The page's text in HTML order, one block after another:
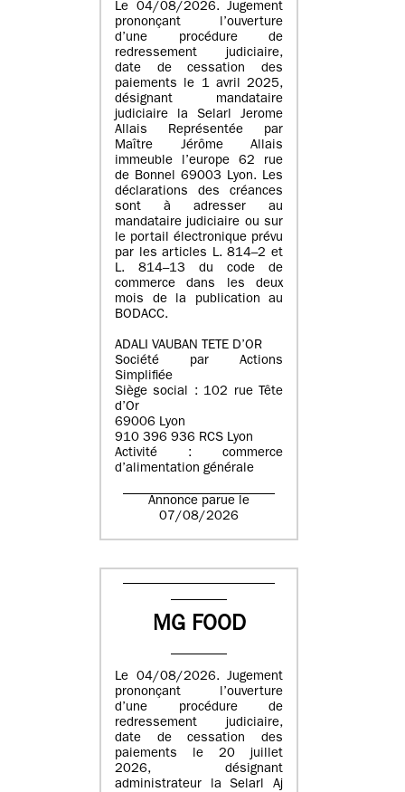
Le 04/08/2026. Jugement
prononçant l’ouverture
d’une procédure de
redressement judiciaire,
date de cessation des
paiements le 1 avril 2025,
désignant mandataire
judiciaire la Selarl Jerome
Allais Représentée par
Maître Jérôme Allais
immeuble l’europe 62 rue
de Bonnel 69003 Lyon. Les
déclarations des créances
sont à adresser au
mandataire judiciaire ou sur
le portail électronique prévu
par les articles L. 814–2 et
L. 814–13 du code de
commerce dans les deux
mois de la publication au
BODACC.
ADALI VAUBAN TETE D’OR
Société par Actions
Simplifiée
Siège social : 102 rue Tête
d’Or
69006 Lyon
910 396 936 RCS Lyon
Activité : commerce
d’alimentation générale
Annonce parue le
07/08/2026
MG FOOD
Le 04/08/2026. Jugement
prononçant l’ouverture
d’une procédure de
redressement judiciaire,
date de cessation des
paiements le 20 juillet
2026, désignant
administrateur la Selarl Aj